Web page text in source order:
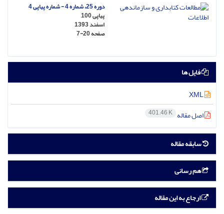
دوره 25، شماره 4 - شماره پیاپی 4
پیاپی 100
اسفند 1393
صفحه7-20
فایل ها
اصل مقاله 401.46 K
سابقه مقاله
هم رسانی
ارجاع به این مقاله